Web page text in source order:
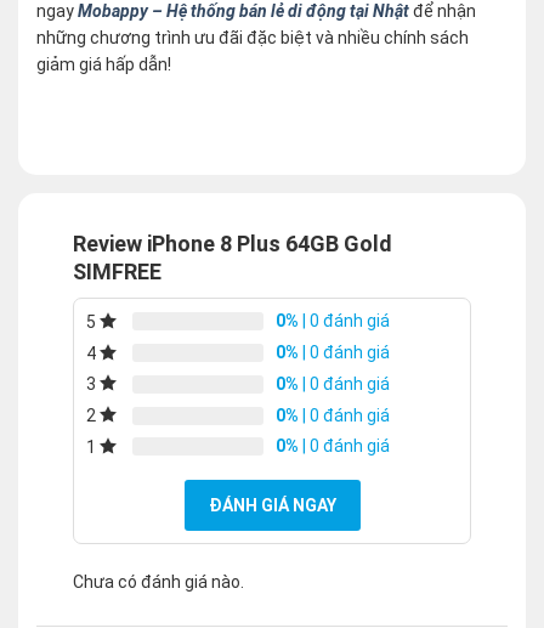
ngayMobappy – Hệ thống bán lẻ di động tại Nhậtđể nhận
những chương trình ưu đãi đặc biệt và nhiều chính sách
giảm giá hấp dẫn!
Review iPhone 8 Plus 64GB Gold
SIMFREE
5 0% | 0 đánh giá
4
0% | 0 đánh giá
3
0% | 0 đánh giá
2
0% | 0 đánh giá
1
0% | 0 đánh giá
ĐÁNH GIÁ NGAY
Chưa có đánh giá nào.